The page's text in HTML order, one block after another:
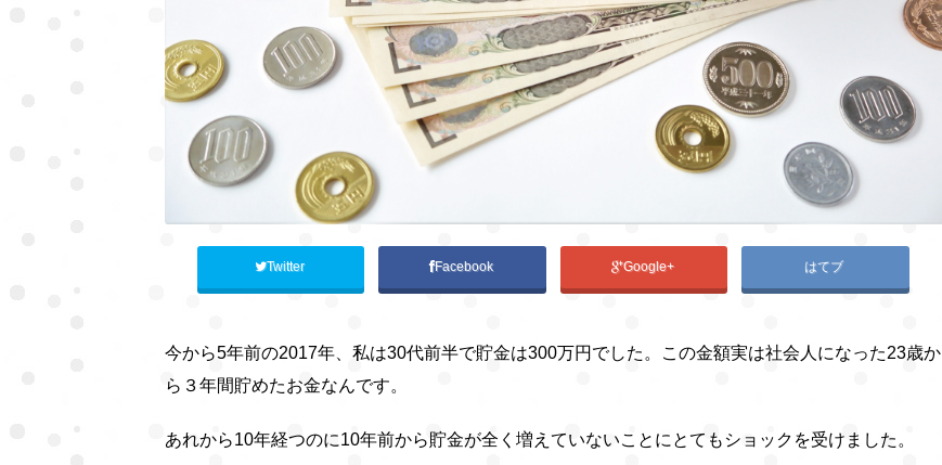
Twitter Facebook Google+ はてブ
今から5年前の2017年、私は30代前半で貯金は300万円でした。この金額実は社会人になった23歳か
ら３年間貯めたお金なんです。
あれから10年経つのに10年前から貯金が全く増えていないことにとてもショックを受けました。